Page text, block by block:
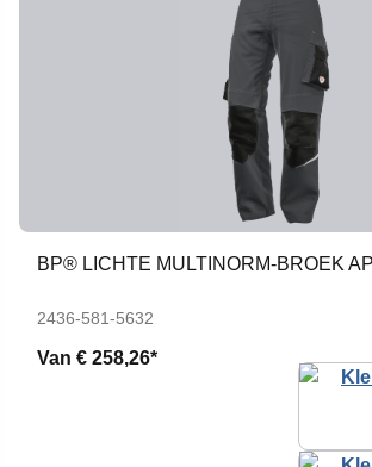
BP® LICHTE MULTINORM-BROEK
2436-581-5632
Van € 258,26*